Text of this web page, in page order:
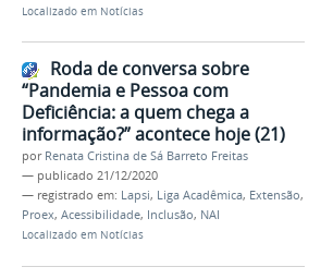
Localizado em Notícias
Roda de conversa sobre
“Pandemia e Pessoa com
Deficiência: a quem chega a
informação?” acontece hoje (21)
por Renata Cristina de Sá Barreto Freitas
— publicado 21/12/2020
— registrado em: Lapsi, Liga Acadêmica, Extensão,
Proex, Acessibilidade, Inclusão, NAI
Localizado em Notícias